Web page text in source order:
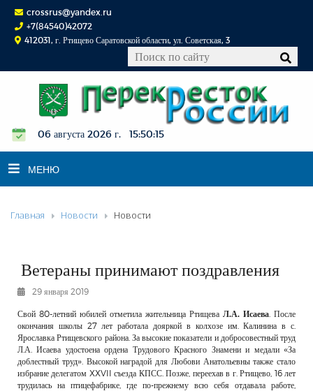
crossrus@yandex.ru
+7(84540)42072
412031, г. Ртищево Саратовской области, ул. Советская, 3
06 августа 2026 г. 15:50:16
МЕНЮ
НОВОСТИ
К СВЕДЕНИЮ
КОНКУРСЫ
РЕКЛАМОДАТЕЛЯМ
ОБЪЯВЛЕНИЯ
КОНТАКТЫ
Главная Новости Новости
Ветераны принимают поздравления
29 января 2019
Свой 80-летний юбилей отметила жительница Ртищева Л.А. Исаева . После
окончания школы 27 лет работала дояркой в колхозе им. Калинина в с.
Ярославка Ртищевского района. За высокие показатели и добросовестный труд
Л.А. Исаева удостоена ордена Трудового Красного Знамени и медали «За
доблестный труд». Высокой наградой для Любови Анатольевны также стало
избрание делегатом XXVII съезда КПСС. Позже, переехав в г. Ртищево, 16 лет
трудилась на птицефабрике, где по-прежнему всю себя отдавала работе,